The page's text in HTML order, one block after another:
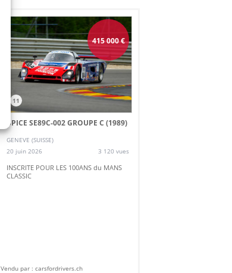
415 000€
11
SPICE SE89C-002 GROUPE C (1989)
GENEVE (SUISSE)
20 juin 2026
3 120 vues
INSCRITE POUR LES 100ANS du MANS
CLASSIC
Vendu par : carsfordrivers.ch